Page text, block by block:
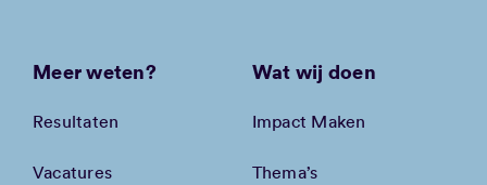
Meer weten?
Resultaten
Vacatures
Wat wij doen
Impact Maken
Thema’s